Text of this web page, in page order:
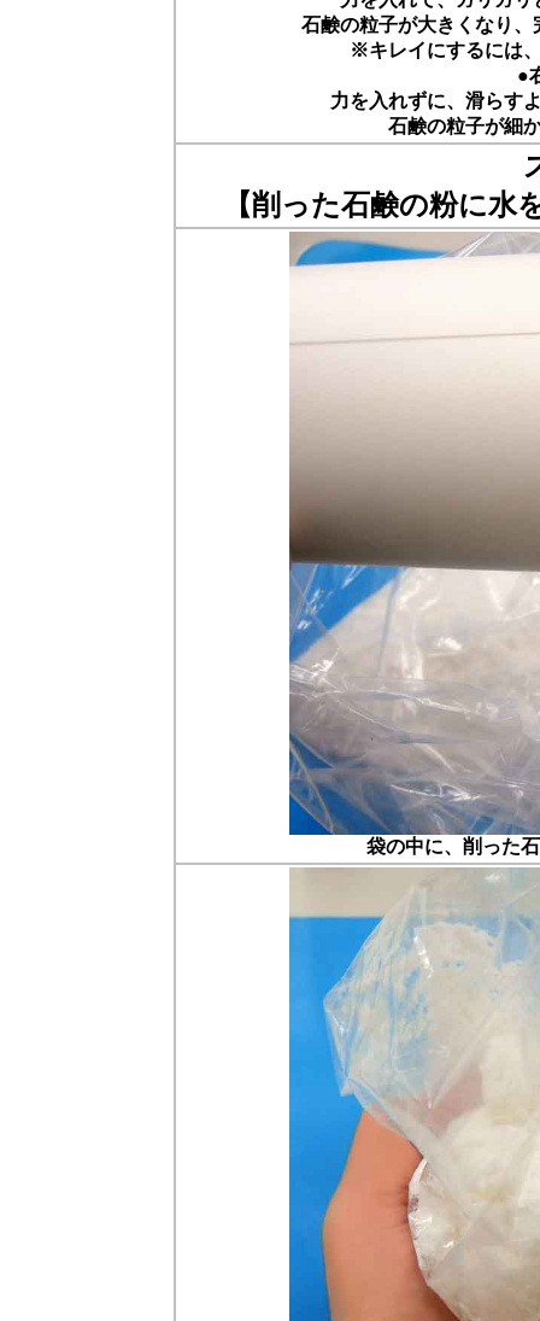
石鹸の粒子が大きくなり
※キレイにするには
●
力を入れずに、滑らす
石鹸の粒子が細
【削った石鹸の粉に水
袋の中に、削った